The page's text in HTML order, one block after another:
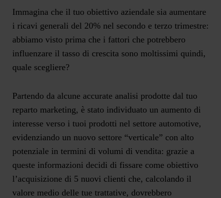
Immagina che il tuo obiettivo aziendale sia aumentare
i ricavi generali del 20% nel secondo e terzo trimestre:
abbiamo visto prima che i fattori che potrebbero
influenzare il tasso di crescita sono moltissimi quindi,
quale scegliere?
Partendo da alcune accurate analisi prodotte dal tuo
reparto marketing, è stato individuato un aumento di
interesse verso i tuoi prodotti nel settore automotive,
evidenziando un nuovo settore “verticale” con alto
potenziale in termini di volumi di vendita: grazie a
queste informazioni decidi di fissare come obiettivo
l’acquisizione di 5 nuovi clienti che, calcolando il
valore medio delle tue trattative, dovrebbero